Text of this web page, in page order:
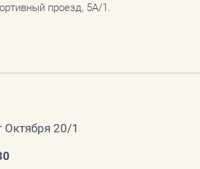
проезд, 5А/1.
Октября 20/1